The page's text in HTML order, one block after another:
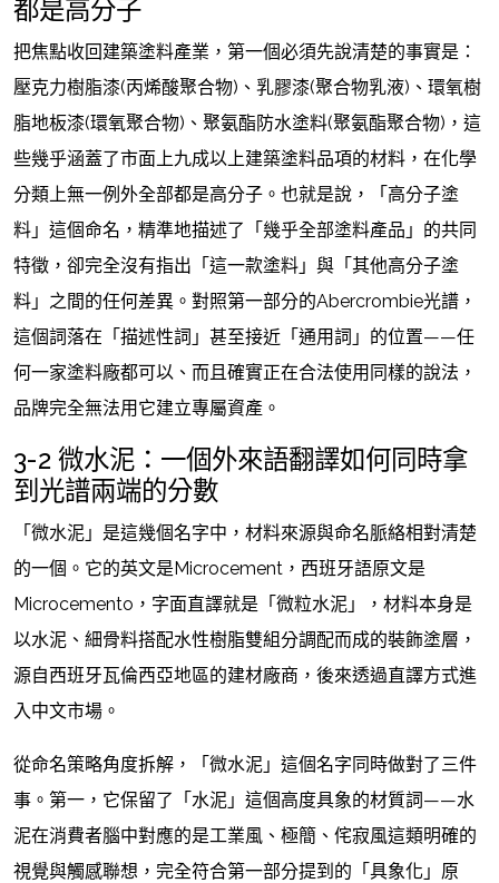
都是高分子
把焦點收回建築塗料產業，第一個必須先說清楚的事實是：
壓克力樹脂漆(丙烯酸聚合物)、乳膠漆(聚合物乳液)、環氧樹
脂地板漆(環氧聚合物)、聚氨酯防水塗料(聚氨酯聚合物)，這
些幾乎涵蓋了市面上九成以上建築塗料品項的材料，在化學
分類上無一例外全部都是高分子。也就是說，「高分子塗
料」這個命名，精準地描述了「幾乎全部塗料產品」的共同
特徵，卻完全沒有指出「這一款塗料」與「其他高分子塗
料」之間的任何差異。對照第一部分的Abercrombie光譜，
這個詞落在「描述性詞」甚至接近「通用詞」的位置——任
何一家塗料廠都可以、而且確實正在合法使用同樣的說法，
品牌完全無法用它建立專屬資產。
3-2 微水泥：一個外來語翻譯如何同時拿
到光譜兩端的分數
「微水泥」是這幾個名字中，材料來源與命名脈絡相對清楚
的一個。它的英文是Microcement，西班牙語原文是
Microcemento，字面直譯就是「微粒水泥」，材料本身是
以水泥、細骨料搭配水性樹脂雙組分調配而成的裝飾塗層，
源自西班牙瓦倫西亞地區的建材廠商，後來透過直譯方式進
入中文市場。
從命名策略角度拆解，「微水泥」這個名字同時做對了三件
事。第一，它保留了「水泥」這個高度具象的材質詞——水
泥在消費者腦中對應的是工業風、極簡、侘寂風這類明確的
視覺與觸感聯想，完全符合第一部分提到的「具象化」原